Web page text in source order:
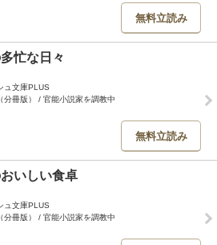
無料立読み
忙な日々
ュ文庫PLUS
分冊版） / 官能小説家を調教中
無料立読み
いしい食卓
ュ文庫PLUS
分冊版） / 官能小説家を調教中